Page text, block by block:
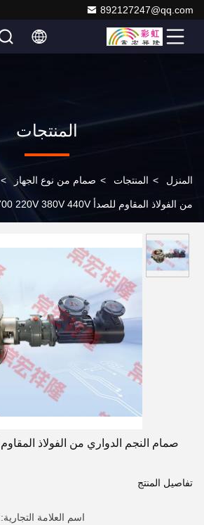
892127247@qq.com
المنتجات
المنزل > المنتجات > صمام من نوع الجهاز >
من الفولاذ المقاوم للصدأ DN50-DN700 220V 380V 440V
تفاصيل المنتج
اسم العلامة التجارية: Chanhong XiangLong